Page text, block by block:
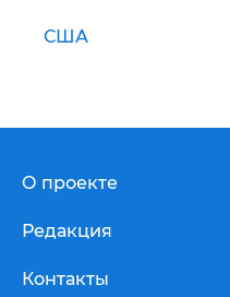
США
О проекте
Редакция
Контакты